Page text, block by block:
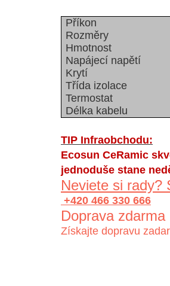
Příkon
Rozměry
Hmotnost
Napájecí napětí
Krytí
Třída izolace
Termostat
Délka kabelu
TIP Infraobchodu:
Ecosun CeRamic
jednoduše stane
Neviete si rady?
+420 466 330 666
Doprava zdarma
Získajte dopravu